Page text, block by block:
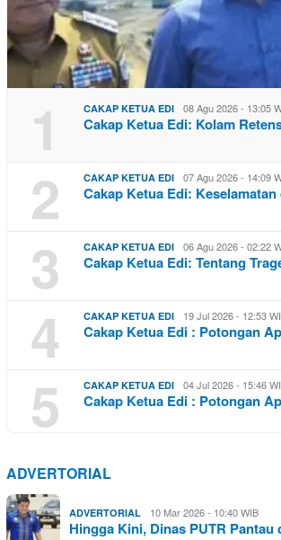
1 CAKAP KETUA EDI 08 Agu 2026 - 13:05
Cakap Ketua Edi: Kolam
2 CAKAP KETUA EDI 07 Agu 2026 - 14:09
Cakap Ketua Edi:
3 CAKAP KETUA EDI 06 Agu 2026 - 02:22
Cakap Ketua Edi: Tentang
4 CAKAP KETUA EDI 19 Jul 2026 - 12:53
Cakap Ketua Edi : Potongan
5 CAKAP KETUA EDI 04 Jul 2026 - 15:46
Cakap Ketua Edi : Potongan
ADVERTORIAL
ADVERTORIAL 10 Mar 2026 - 10:40 WIB
Hingga Kini, Dinas PUTR